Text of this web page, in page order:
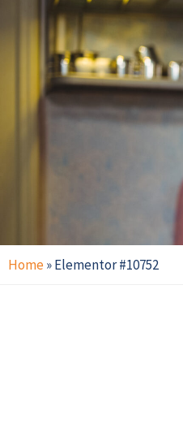
Home»Elementor #10752